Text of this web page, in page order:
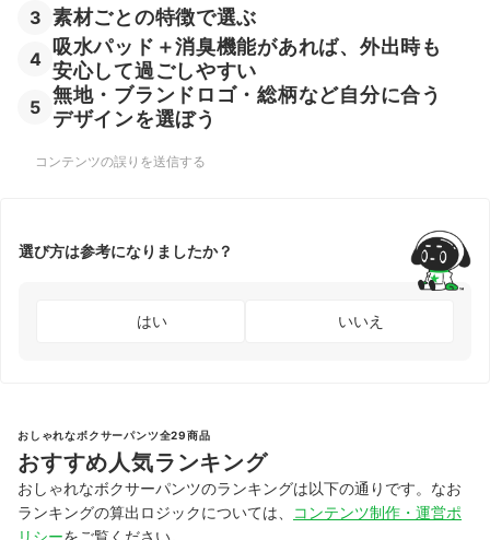
3 素材ごとの特徴で選ぶ
4
吸水パッド＋消臭機能があれば、外出時も
安心して過ごしやすい
5
無地・ブランドロゴ・総柄など自分に合う
デザインを選ぼう
コンテンツの誤りを送信する
選び方は参考になりましたか？
はい いいえ
おしゃれなボクサーパンツ全29商品
おすすめ人気ランキング
おしゃれなボクサーパンツのランキングは以下の通りです。なお
ランキングの算出ロジックについては、
コンテンツ制作・運営ポ
リシーをご覧ください。